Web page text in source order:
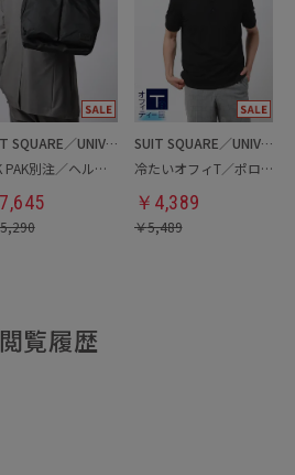
SUIT SQUARE／UNIVERSAL LANGUAGE
YAK PAK別注／ヘルメットバッグ
7,645
SUIT SQUARE／UNIVERSAL LANGUAGE
冷たいオフィT／ポロシャツ
￥ 4,389
￥5,489
閲覧履歴